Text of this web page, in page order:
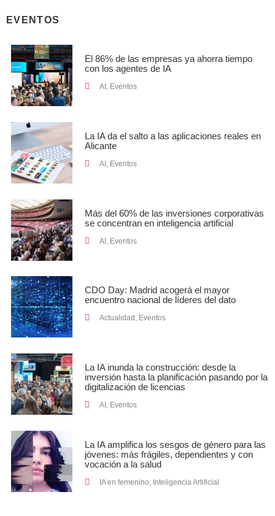
EVENTOS
El 86% de las empresas ya ahorra tiempo
con los agentes de IA
AI , Eventos
La IA da el salto a las aplicaciones reales en
Alicante
AI , Eventos
Más del 60% de las inversiones corporativas
se concentran en inteligencia artificial
AI Eventos
CDO Day: Madrid acogerá el mayor
encuentro nacional de líderes del dato
Actualidad , Eventos
La IA inunda la construcción: desde la
inversión hasta la planificación pasando por la
digitalización de licencias
AI , Eventos
La IA amplifica los sesgos de género para las
jóvenes: más frágiles, dependientes y con
vocación a la salud
IA en femenino Inteligencia Artificial